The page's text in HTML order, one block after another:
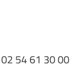
02 54 61 30 00